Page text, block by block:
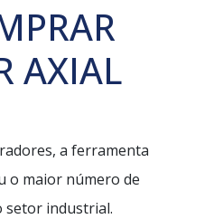
AXIAL
a ferramenta
o maior número de
setor industrial.